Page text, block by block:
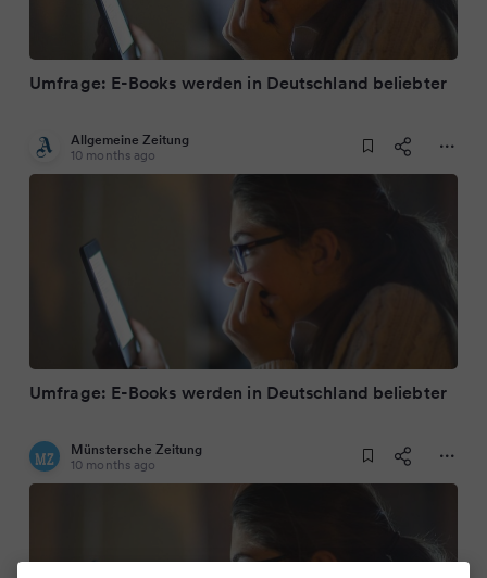
Umfrage: E-Books werden in Deutschland beliebter
Allgemeine Zeitung
10 months ago
Umfrage: E-Books werden in Deutschland beliebter
Münstersche Zeitung
10 months ago